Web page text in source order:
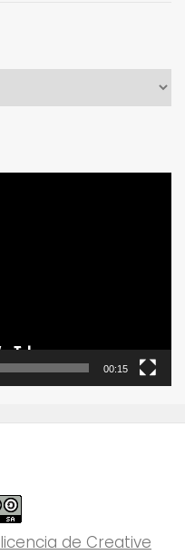
00:15
licencia de Creative